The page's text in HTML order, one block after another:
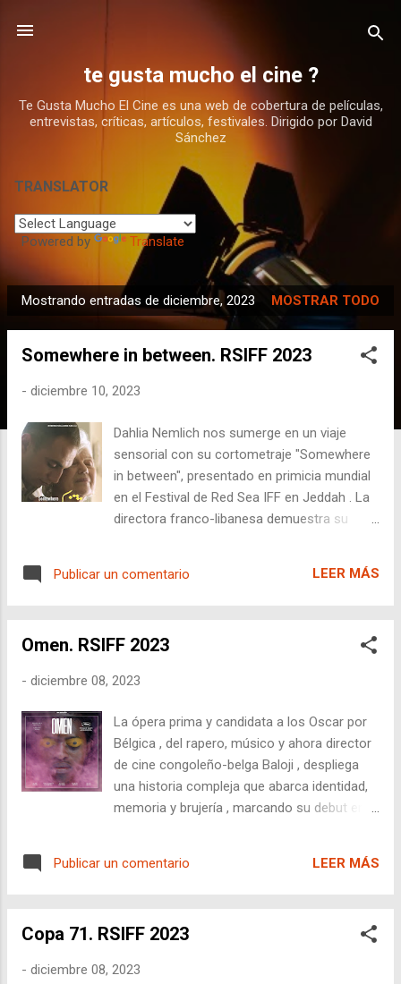
te gusta mucho el cine ?
Te Gusta Mucho El Cine es una web de cobertura de películas,
entrevistas, críticas, artículos, festivales. Dirigido por David
Sánchez
TRANSLATOR
Powered by Translate
n
Mostrando entradas de diciembre, 2023 MOSTRAR TODO
Somewhere in between. RSIFF 2023
- diciembre 10, 2023
Dahlia Nemlich nos sumerge en un viaje
sensorial con su cortometraje "Somewhere
in between", presentado en primicia mundial
en el Festival de Red Sea IFF en Jeddah . La
directora franco-libanesa demuestra su
crear una experiencia única.
Publicar un comentario LEER MÁS
Omen. RSIFF 2023
- diciembre 08, 2023
La ópera prima y candidata a los Oscar por
Bélgica , del rapero, músico y ahora director
de cine congoleño-belga Baloji , despliega
una historia compleja que abarca identidad,
memoria y brujería , marcando su debut en
tosquedad, la película destila audacia,
cineasta novel.
Publicar un comentario LEER MÁS
Copa 71. RSIFF 2023
- diciembre 08, 2023